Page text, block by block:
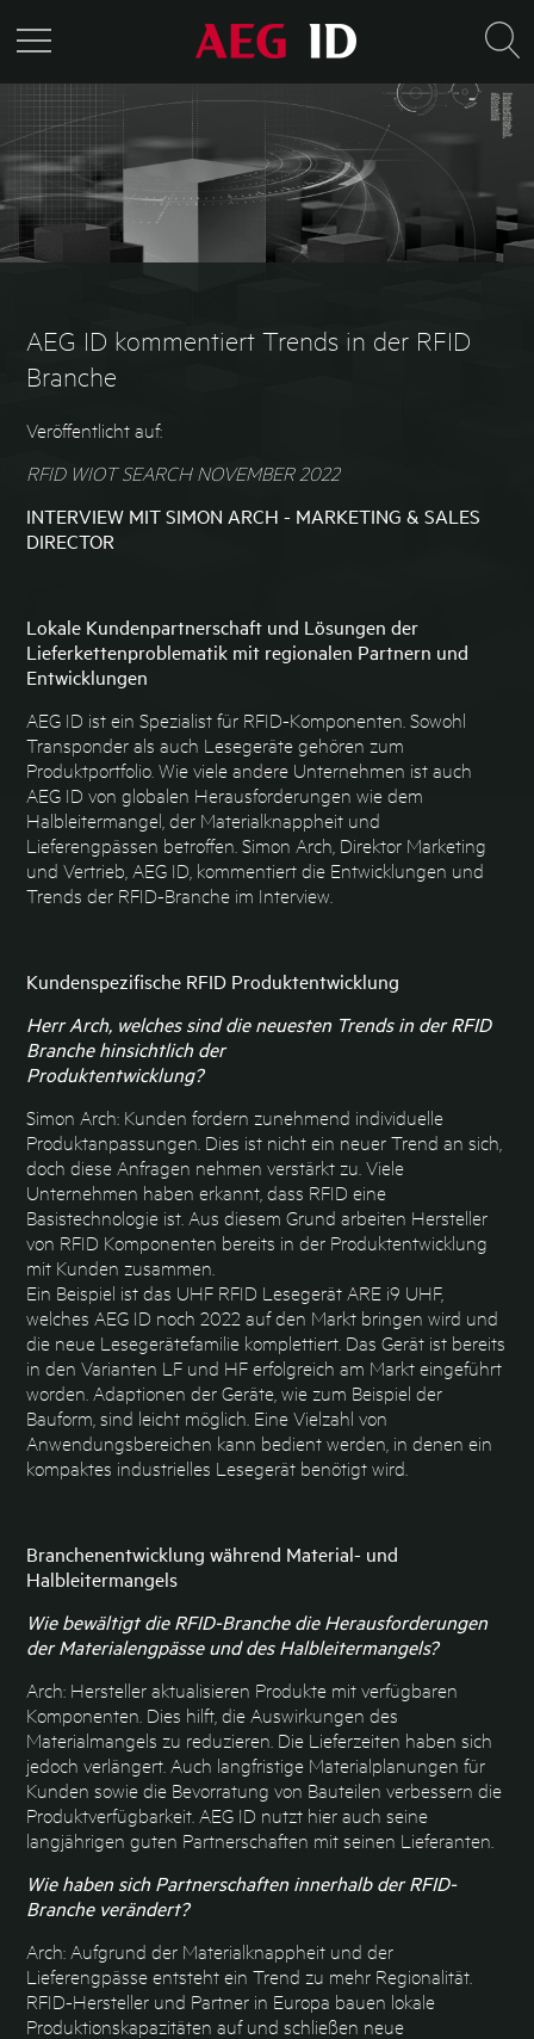
AEG ID kommentiert Trends in der RFID
Branche
Veröffentlicht auf:
RFID WIOT SEARCH NOVEMBER 2022
INTERVIEW MIT SIMON ARCH - MARKETING & SALES
DIRECTOR
Lokale Kundenpartnerschaft und Lösungen der
Lieferkettenproblematik mit regionalen Partnern und
Entwicklungen
AEG ID ist ein Spezialist für RFID-Komponenten. Sowohl
Transponder als auch Lesegeräte gehören zum
Produktportfolio. Wie viele andere Unternehmen ist auch
AEG ID von globalen Herausforderungen wie dem
Halbleitermangel, der Materialknappheit und
Lieferengpässen betroffen. Simon Arch, Direktor Marketing
und Vertrieb, AEG ID, kommentiert die Entwicklungen und
Trends der RFID-Branche im Interview.
Kundenspezifische RFID Produktentwicklung
Herr Arch, welches sind die neuesten Trends in der RFID
Branche hinsichtlich der
Produktentwicklung?
Simon Arch: Kunden fordern zunehmend individuelle
Produktanpassungen. Dies ist nicht ein neuer Trend an sich,
doch diese Anfragen nehmen verstärkt zu. Viele
Unternehmen haben erkannt, dass RFID eine
Basistechnologie ist. Aus diesem Grund arbeiten Hersteller
von RFID Komponenten bereits in der Produktentwicklung
mit Kunden zusammen.
Ein Beispiel ist das UHF RFID Lesegerät ARE i9 UHF,
welches AEG ID noch 2022 auf den Markt bringen wird und
die neue Lesegerätefamilie komplettiert. Das Gerät ist bereits
in den Varianten LF und HF erfolgreich am Markt eingeführt
worden. Adaptionen der Geräte, wie zum Beispiel der
Bauform, sind leicht möglich. Eine Vielzahl von
Anwendungsbereichen kann bedient werden, in denen ein
kompaktes industrielles Lesegerät benötigt wird.
Branchenentwicklung während Material- und
Halbleitermangels
Wie bewältigt die RFID-Branche die Herausforderungen
der Materialengpässe und desHalbleitermangels?
Arch: Hersteller aktualisieren Produkte mit verfügbaren
Komponenten. Dies hilft, die Auswirkungen des
Materialmangels zu reduzieren. Die Lieferzeiten haben sich
jedoch verlängert. Auch langfristige Materialplanungen für
Kunden sowie die Bevorratung von Bauteilen verbessern die
Produktverfügbarkeit. AEG ID nutzt hier auch seine
langjährigen guten Partnerschaften mit seinen Lieferanten.
Wie haben sich Partnerschaften innerhalb der RFID-
Branche verändert?
Arch: Aufgrund der Materialknappheit und der
Lieferengpässe entsteht ein Trend zu mehr Regionalität.
RFID-Hersteller und Partner in Europa bauen lokale
Produktionskapazitäten auf und schließen neue